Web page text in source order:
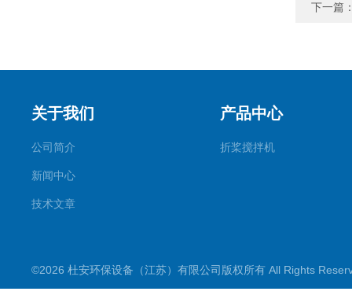
下一篇
关于我们
公司简介
新闻中心
技术文章
产品中心
折桨搅拌机
©2026 杜安环保设备（江苏）有限公司版权所有 All Rights